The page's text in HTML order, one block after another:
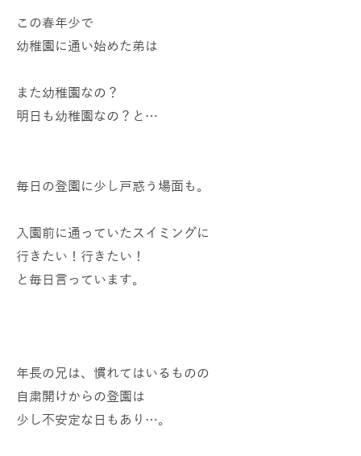
この春年少で
幼稚園に通い始めた弟は
また幼稚園なの？
明日も幼稚園なの？と…
毎日の登園に少し戸惑う場面も。
入園前に通っていたスイミングに
行きたい！行きたい！
と毎日言っています。
年長の兄は、慣れてはいるものの
自粛開けからの登園は
少し不安定な日もあり…。